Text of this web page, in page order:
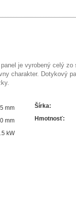
je vyrobený celý
charakter. Dotykový
mm Šírka:
mm Hmotnosť:
kW